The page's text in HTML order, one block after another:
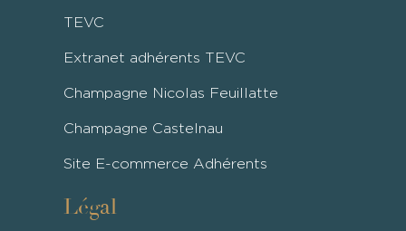
TEVC
Extranet adhérents TEVC
Champagne Nicolas Feuillatte
Champagne Castelnau
Site E-commerce Adhérents
Légal